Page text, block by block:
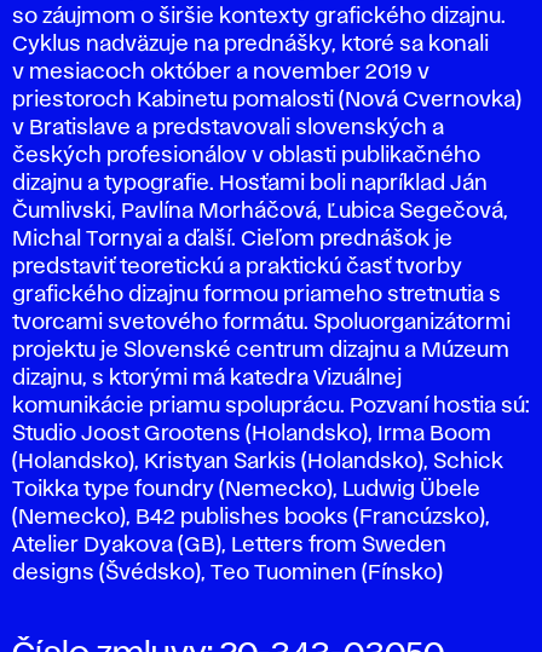
so záujmom o širšie kontexty grafického dizajnu.
Cyklus nadväzuje na prednášky, ktoré sa konali
v mesiacoch október a november 2019 v
priestoroch Kabinetu pomalosti (Nová Cvernovka)
v Bratislave a predstavovali slovenských a
českých profesionálov v oblasti publikačného
dizajnu a typografie. Hosťami boli napríklad Ján
Čumlivski, Pavlína Morháčová, Ľubica Segečová,
Michal Tornyai a ďalší. Cieľom prednášok je
predstaviť teoretickú a praktickú časť tvorby
grafického dizajnu formou priameho stretnutia s
tvorcami svetového formátu. Spoluorganizátormi
projektu je Slovenské centrum dizajnu a Múzeum
dizajnu, s ktorými má katedra Vizuálnej
komunikácie priamu spoluprácu. Pozvaní hostia sú:
Studio Joost Grootens (Holandsko), Irma Boom
(Holandsko), Kristyan Sarkis (Holandsko), Schick
Toikka type foundry (Nemecko), Ludwig Übele
(Nemecko), B42 publishes books (Francúzsko),
Atelier Dyakova (GB), Letters from Sweden
designs (Švédsko), Teo Tuominen (Fínsko)